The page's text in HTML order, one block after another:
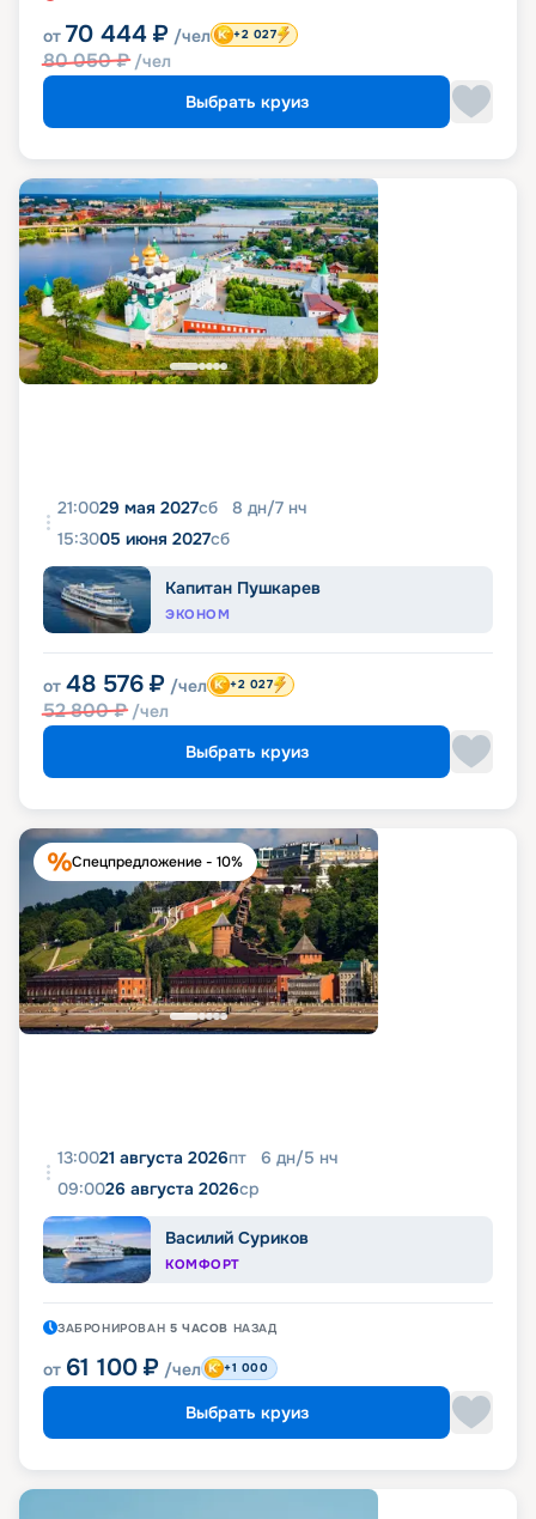
от 70 444 ₽ /чел
80 050₽ /чел
+2 027
Выбрать круиз
21:0029 мая 2027сб 8 дн/7 нч
15:3005 июня 2027сб
Капитан Пушкарев
ЭКОНОМ
от 48 576 ₽ /чел
52 800₽ /чел
+2 027
Выбрать круиз
Спецпредложение - 10%
13:0021 августа 2026пт 6 дн/5 нч
09:0026 августа 2026ср
Василий Суриков
КОМФОРТ
ЗАБРОНИРОВАН 5 ЧАСОВ НАЗАД
от 61 100 ₽ /чел +1 000
Выбрать круиз